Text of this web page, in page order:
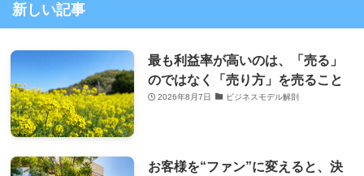
新しい記事
最も利益率が高いのは、「売る」
のではなく「売り方」を売ること
2026年8月7日 ビジネスモデル解剖
お客様を“ファン”に変えると、決